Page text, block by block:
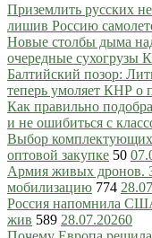
Приземлить русских
лишив Россию
Новые столбы дыма
очередные сухогрузы
Балтийский позор:
теперь умоляет КНР о
Как правильно
и не ошибиться с
Выбор комплектующих
оптовой закупке 50
Армия живых дронов.
мобилизацию 774
Россия напомнила
жив 589 28.07.20260